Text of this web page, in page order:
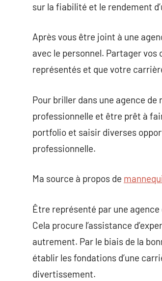
sur la fiabilité et le rendement
Après vous être joint à une
avec le personnel. Partager
représentés et que votre
Pour briller dans une agence
professionnelle et être prêt à
portfolio et saisir diverses
professionnelle.
Ma source à propos de
Être représenté par une
Cela procure l’assistance
autrement. Par le biais de la
établir les fondations d’une
divertissement.